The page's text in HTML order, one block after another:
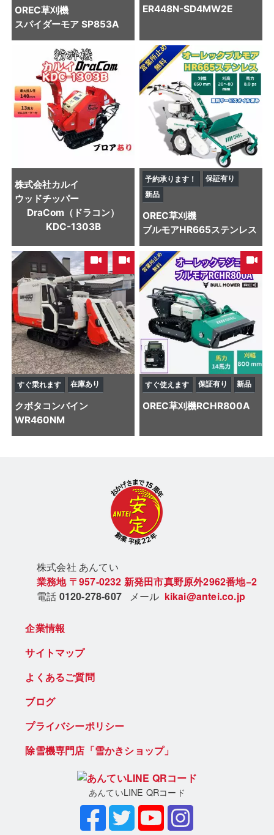
OREC草刈機
スパイダーモア SP853A
ER448N-SD4MW2E
株式会社カルイ
ウッドチッパー
DraCom（ドラコン）
KDC-1303B
予約承ります！
保証有り
新品
OREC草刈機
ブルモアHR665ステンレス
,
すぐ乗れます 在庫あり
クボタ コンバイン
WR460NM
すぐ使えます 保証有り 新品
OREC草刈機RCHR800A
株式会社 あんてい
業務地 〒957-0232 新発田市真野原外2962番地−2
電話 0120-278-607 メール kikai@antei.co.jp
企業情報
サイトマップ
よくあるご質問
ブログ
プライバシーポリシー
除雪機専門店「雪かきショップ」
あんていLINE QRコード